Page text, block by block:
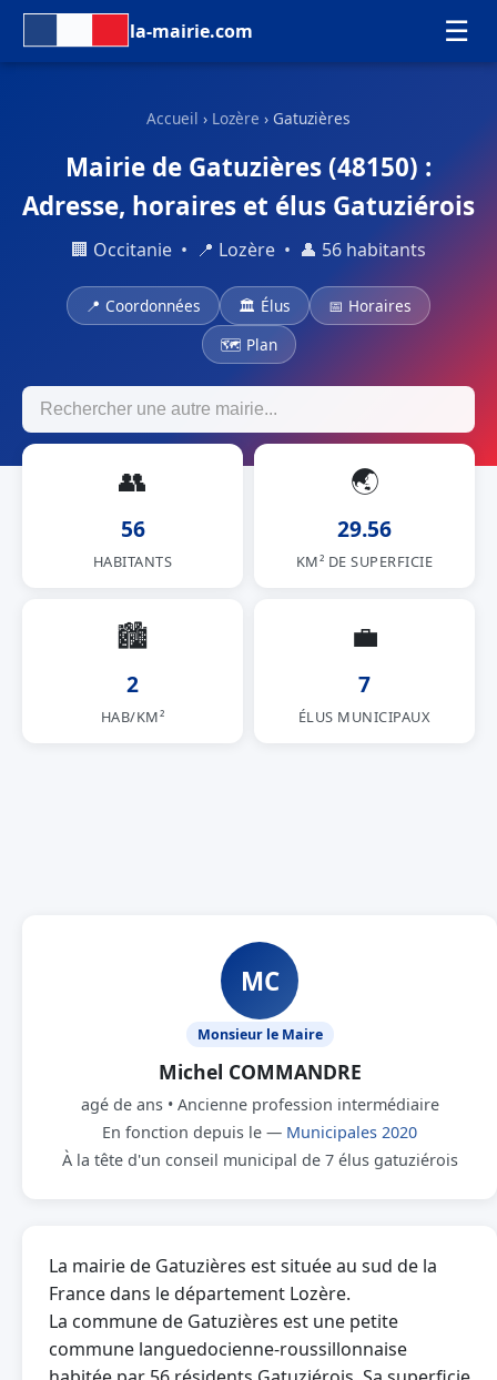
la-mairie.com ☰
Accueil › Lozère › Gatuzières
Mairie de Gatuzières (48150) :
Adresse, horaires et élus Gatuziérois
🏢 Occitanie • 📍 Lozère • 👤 56 habitants
📍 Coordonnées 🏛 Élus
📅 Horaires
🗺 Plan
👥
56
HABITANTS
🌏
29.56
KM² DE SUPERFICIE
🏙
2
HAB/KM²
💼
7
ÉLUS MUNICIPAUX
MC
Monsieur le Maire
Michel COMMANDRE
agé de ans • Ancienne profession intermédiaire
En fonction depuis le — Municipales 2020
À la tête d'un conseil municipal de 7 élus gatuziérois
La mairie de Gatuzières est située au sud de la
France dans le département Lozère.
La commune de Gatuzières est une petite
commune languedocienne-roussillonnaise